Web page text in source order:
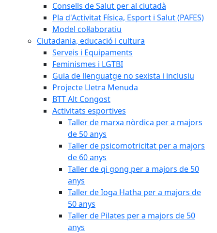
Consells de Salut per al ciutadà
Pla d'Activitat Física, Esport i Salut (PAFES)
Model col·laboratiu
Ciutadania, educació i cultura
Serveis i Equipaments
Feminismes i LGTBI
Guia de llenguatge no sexista i inclusiu
Projecte Lletra Menuda
BTT Alt Congost
Activitats esportives
Taller de marxa nòrdica per a majors
de 50 anys
Taller de psicomotricitat per a majors
de 60 anys
Taller de qi gong per a majors de 50
anys
Taller de Ioga Hatha per a majors de
50 anys
Taller de Pilates per a majors de 50
anys